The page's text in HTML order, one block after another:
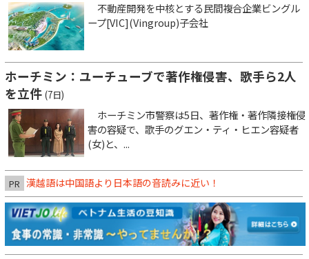
不動産開発を中核とする民間複合企業ビングル
ープ[VIC](Vingroup)子会社
ホーチミン：ユーチューブで著作権侵害、歌手ら2人
を立件 (7日)
ホーチミン市警察は5日、著作権・著作隣接権侵
害の容疑で、歌手のグエン・ティ・ヒエン容疑者
(女)と、...
PR 漢越語は中国語より日本語の音読みに近い！